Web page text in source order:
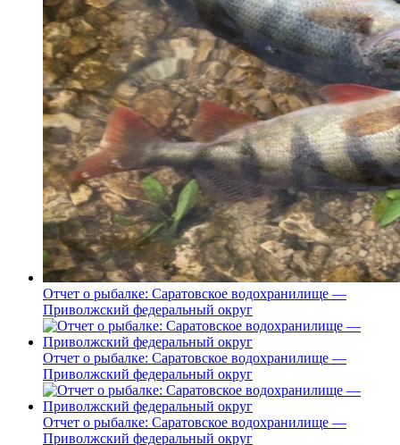
Отчет о рыбалке: Саратовское водохранилище —
Приволжский федеральный округ
Отчет о рыбалке: Саратовское водохранилище —
Приволжский федеральный округ
Отчет о рыбалке: Саратовское водохранилище —
Приволжский федеральный округ